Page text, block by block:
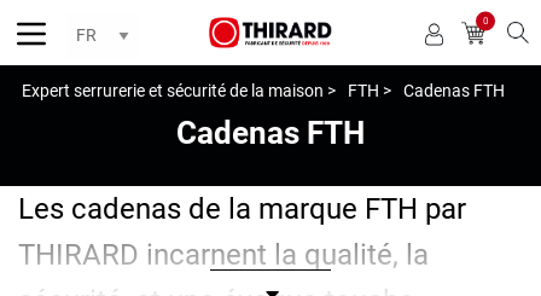
0
Expert serrurerie et sécurité de la maison > FTH > Cadenas FTH
Cadenas FTH
Les cadenas de la marque FTH par
THIRARD incarnent la qualité, la